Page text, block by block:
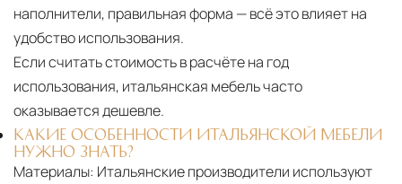
наполнители, правильная форма — всё это влияет на
удобство использования.
Если считать стоимость в расчёте на год
использования, итальянская мебель часто
оказывается дешевле.
КАКИЕ ОСОБЕННОСТИ ИТАЛЬЯНСКОЙ МЕБЕЛИ
НУЖНО ЗНАТЬ?
Материалы: Итальянские производители используют